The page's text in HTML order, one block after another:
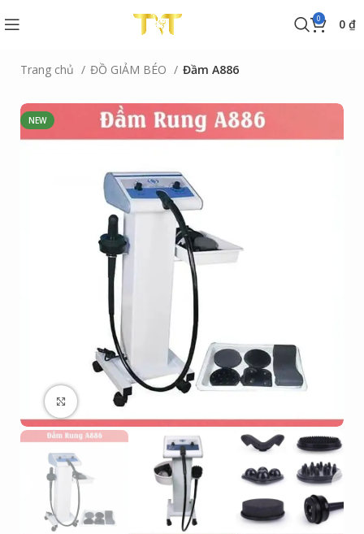
0 0 ₫
Trang chủ ĐỒ GIẢM BÉO Đầm A886
NEW
Click to enlarge